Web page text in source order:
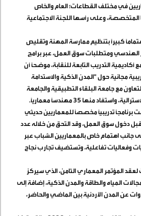
في مختلف القطاعات؛ العام والخاص
المتخصصة، وعلى رأسها اللجنة الاجتماعية
كبيرًا بتنظيم ممارسة المهنة وتقليص
الهندسي ومتطلبات سوق العمل، عبر برامج
التدريب التابعة للنقابة، موضحًا أن
مجانية حول "المدن الذكية والاستدامة
مع جامعة البلقاء التطبيقية والجامعة
منها 35 مهندسًا معماريًا
.
برنامجًا تدريبيًا مخصصًا للمعماريين حديثي
دخول سوق العمل، وقد التحق من خلاله عدد
جانب اهتمام خاص بالمعماريين الشباب عبر
وفعاليات تفاعلية، وتستضيف تجارب نجاح
المؤتمر المعماري الثامن، الذي سيركز
المياه والطاقة والمدن الذكية، إضافة إلى
عن المدن الأردنية بين الماضي والحاضر،